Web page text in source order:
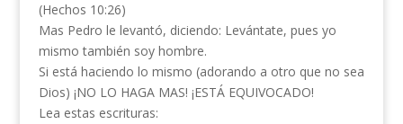
(Hechos 10:26)
Mas Pedro le levantó, diciendo: Levántate, pues yo
mismo también soy hombre.
Si está haciendo lo mismo (adorando a otro que no sea
Dios) ¡NO LO HAGA MAS! ¡ESTÁ EQUIVOCADO!
Lea estas escrituras: